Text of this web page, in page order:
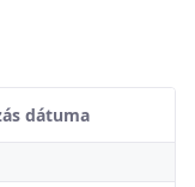
dátuma
Elem